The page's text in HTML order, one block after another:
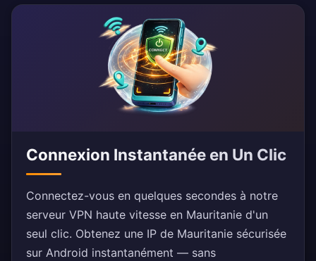
Connexion Instantanée en Un Clic
Connectez-vous en quelques secondes à notre
serveur VPN haute vitesse en Mauritanie d'un
seul clic. Obtenez une IP de Mauritanie sécurisée
sur Android instantanément — sans